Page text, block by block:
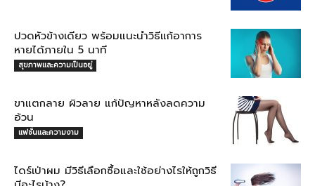
ปวดหัวข้างเดียว พร้อมแนะนำวิธีแก้อาการ
หายได้ภายใน 5 นาที
สุขภาพและความเป็นอยู่
ขาแตกลาย ผิวลาย แก้ปัญหาหลังลดความ
อ้วน
แฟชั่นและความงาม
ไดร์เป่าผม มีวิธีเลือกซื้อและใช้อย่างไรให้ถูกวิธี